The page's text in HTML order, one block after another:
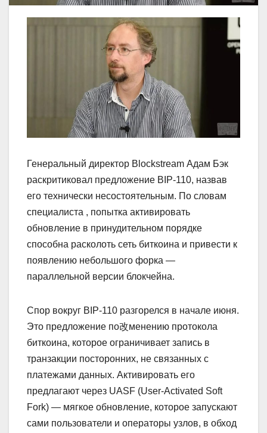
Генеральный директор Blockstream Адам Бэк
раскритиковал предложение BIP-110, назвав
его технически несостоятельным. По словам
специалиста , попытка активировать
обновление в принудительном порядке
способна расколоть сеть биткоина и привести к
появлению небольшого форка —
параллельной версии блокчейна.
Спор вокруг BIP-110 разгорелся в начале июня.
Это предложение по改менению протокола
биткоина, которое ограничивает запись в
транзакции посторонних, не связанных с
платежами данных. Активировать его
предлагают через UASF (User-Activated Soft
Fork) — мягкое обновление, которое запускают
сами пользователи и операторы узлов, в обход